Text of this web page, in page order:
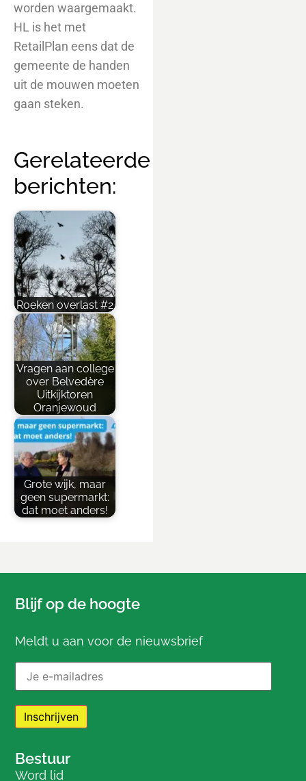
worden waargemaakt.
HL is het met
RetailPlan eens dat de
gemeente de handen
uit de mouwen moeten
gaan steken.
Gerelateerde
berichten:
Roeken overlast #2
Vragen aan college
over Belvedère
Uitkijktoren
Oranjewoud
Grote wijk, maar
geen supermarkt:
dat moet anders!
Blijf op de hoogte
Meldt u aan voor de nieuwsbrief
Bestuur
Word lid